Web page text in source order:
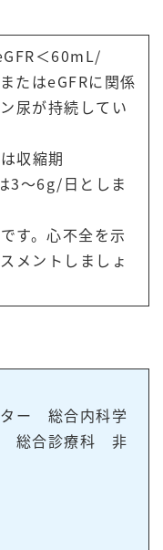
＜60mL/
たはeGFRに関係
尿が持続してい
収縮期
3～6g/日としま
す。心不全を示
メントしましょ
ター 総合内科学
総合診療科 非